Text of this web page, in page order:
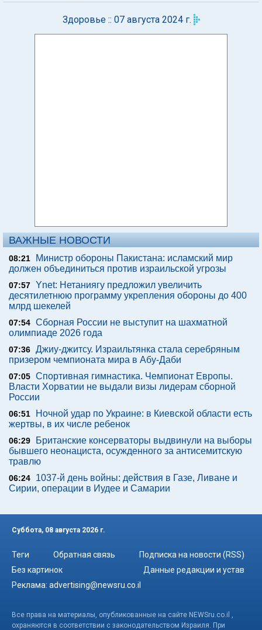
Здоровье :: 07 августа 2024 г.
ВАЖНЫЕ НОВОСТИ
08:21
Министр обороны Пакистана: исламский мир
должен объединиться против израильской угрозы
07:57 Ynet: Нетаниягу предложил увеличить
десятилетнюю программу укрепления обороны до 400
млрд шекелей
07:54 Сборная России не выступит на шахматной
олимпиаде 2026 года
07:36 Джиу-джитсу. Израильтянка стала серебряным
призером чемпионата мира в Абу-Даби
07:05 Спортивная гимнастика. Чемпионат Европы.
Власти Хорватии не выдали визы лидерам сборной
России
06:51
Ночной удар по Украине: в Киевской области есть
жертвы, в их числе ребенок
06:29
Британские консерваторы выдвинули на выборы
бывшего неонациста, осужденного за антисемитскую
травлю
06:24
1037-й день войны: действия в Газе, Ливане и
Сирии, операции в Иудее и Самарии
Суббота, 08 августа 2026 г.
Теги Обратная связь
Подписка на новости (RSS)
Без картинок
Данные редакции и устав
Реклама: advertising@newsru.co.il
Все права на материалы, опубликованные на сайте NEWSru.co.il ,
охраняются в соответствии с законодательством Израиля. При